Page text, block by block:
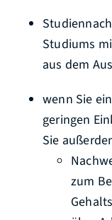
Studiums
aus dem
wenn Sie
geringen
Sie
zum